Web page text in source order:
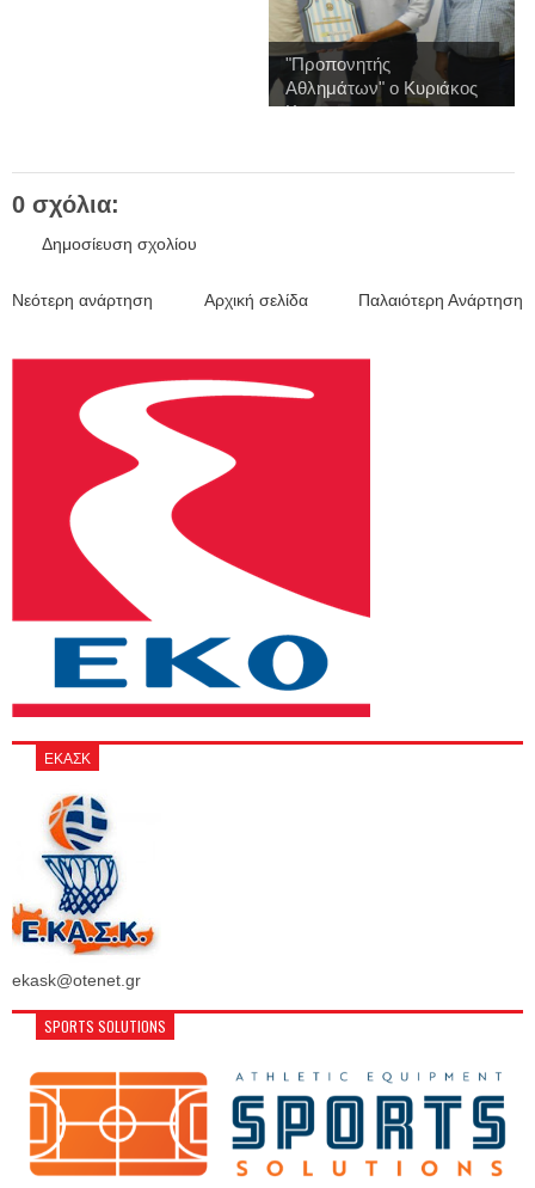
"Προπονητής
Αθλημάτων" ο Κυριάκος
Κ...
0 σχόλια:
Δημοσίευση σχολίου
Νεότερη ανάρτηση Παλαιότερη Ανάρτηση
Αρχική σελίδα
ΕΚΑΣΚ
ekask@otenet.gr
SPORTS SOLUTIONS